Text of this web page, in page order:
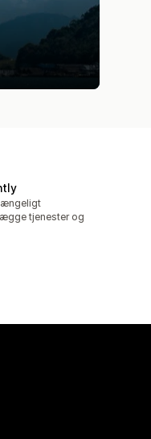
tjenester og